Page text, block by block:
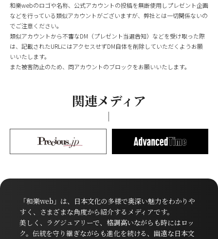
和樂webのロゴや名称、公式アカウントの投稿を無断使用しプレゼント企画
などを行っている類似アカウントがございますが、弊社とは一切関係ないの
でご注意ください。
類似アカウントから不審なDM（プレゼント当選告知）などを受け取った際
は、記載されたURLにはアクセスせずDM自体を削除していただくようお願
いいたします。
また被害防止のため、同アカウントのブロックをお願いいたします。
関連メディア
「和樂web」は、日本文化の多様で奥深い魅力をわかりや
すく、さまざまな角度から紹介するメディアです。
美しく、ラグジュアリーで、格調高いながらも時にはロッ
ク。伝統を守り継ぎながらも進化を続ける、幽遠な日本文